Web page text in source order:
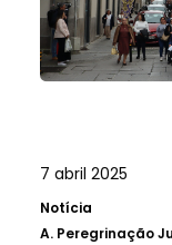
7 abril 2025
Notícia
A. Peregrinação